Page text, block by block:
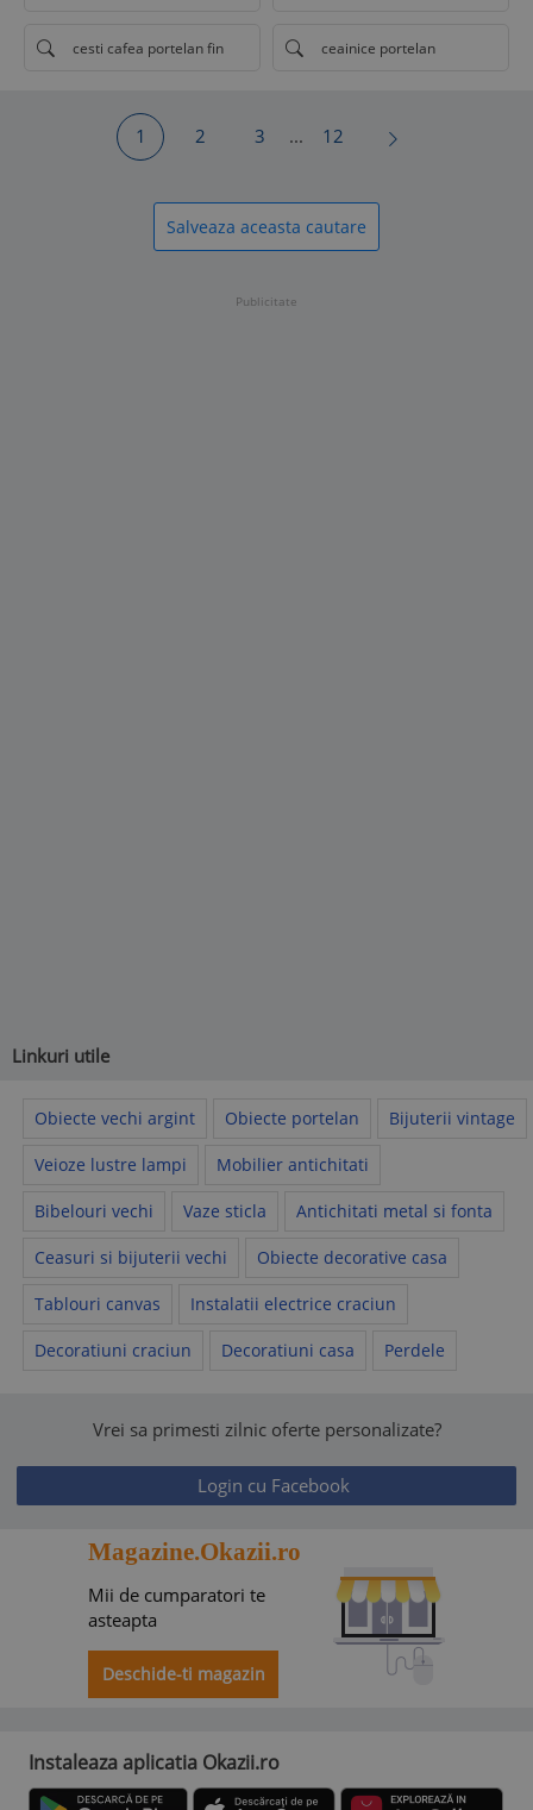
cesti cafea portelan fin ceainice portelan
1 2 3 ... 12
Salveaza aceasta cautare
Publicitate
Linkuri utile
Obiecte vechi argint Obiecte portelan Bijuterii vintage
Veioze lustre lampi Mobilier antichitati
Bibelouri vechi Vaze sticla Antichitati metal si fonta
Ceasuri si bijuterii vechi Obiecte decorative casa
Tablouri canvas Instalatii electrice craciun
Decoratiuni craciun Decoratiuni casa Perdele
Vrei sa primesti zilnic oferte personalizate?
Login cu Facebook
Magazine.Okazii.ro
Mii de cumparatori te
asteapta
Deschide-ti magazin
Instaleaza aplicatia Okazii.ro